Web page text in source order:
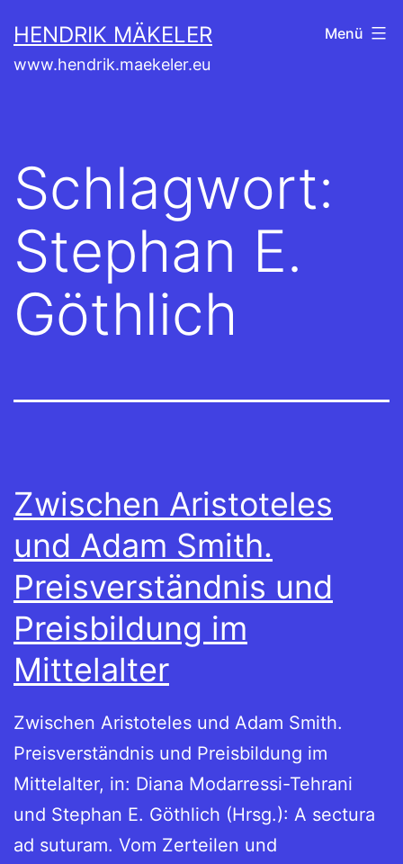
Inhalt
springen
HENDRIK MÄKELER
www.hendrik.maekeler.eu
Menü
Schlagwort:
Stephan E.
Göthlich
Zwischen Aristoteles
und Adam Smith.
Preisverständnis und
Preisbildung im
Mittelalter
Zwischen Aristoteles und Adam Smith.
Preisverständnis und Preisbildung im
Mittelalter, in: Diana Modarressi-Tehrani
und Stephan E. Göthlich (Hrsg.): A sectura
ad suturam. Vom Zerteilen und